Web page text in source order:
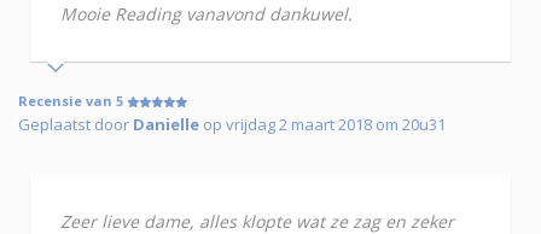
Mooie Reading vanavond dankuwel.
Recensie van 5
Geplaatst door Danielle op vrijdag 2 maart 2018 om 20u31
Zeer lieve dame, alles klopte wat ze zag en zeker